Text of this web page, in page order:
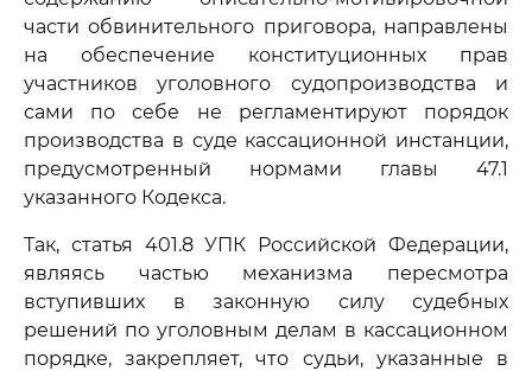
части обвинительного приговора, направлены
на обеспечение конституционных прав
участников уголовного судопроизводства и
сами по себе не регламентируют порядок
производства в суде кассационной инстанции,
предусмотренный нормами главы 47.1
указанного Кодекса.
Так, статья 401.8 УПК Российской Федерации,
являясь частью механизма пересмотра
вступивших в законную силу судебных
решений по уголовным делам в кассационном
порядке, закрепляет, что судьи, указанные в